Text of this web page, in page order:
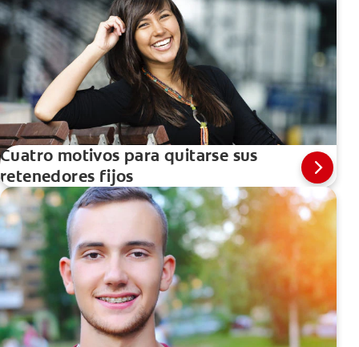
Cuatro motivos para quitarse sus
retenedores fijos